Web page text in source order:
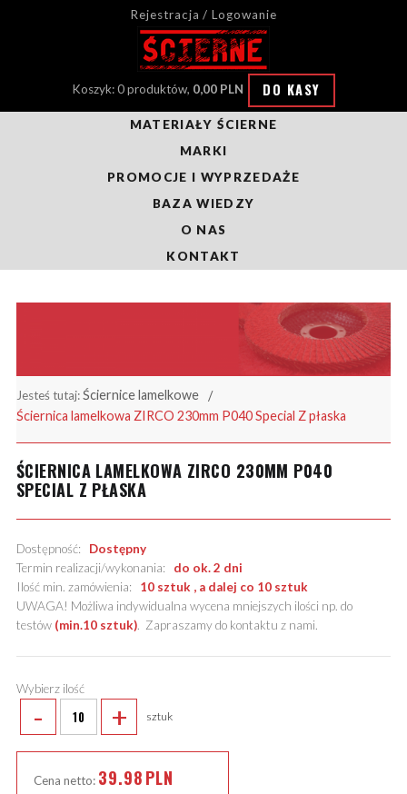
Rejestracja / Logowanie
Koszyk: 0 produktów, 0,00 PLN DO KASY
MATERIAŁY ŚCIERNE
MARKI
PROMOCJE I WYPRZEDAŻE
BAZA WIEDZY
O NAS
KONTAKT
Jesteś tutaj:Ściernice lamelkowe
Ściernica lamelkowa ZIRCO 230mm P040 Special Z płaska
ŚCIERNICA LAMELKOWA ZIRCO 230MM P040
SPECIAL Z PŁASKA
Dostępność: Dostępny
Termin realizacji/wykonania: do ok. 2 dni
Ilość min. zamówienia: 10 sztuk , a dalej co 10 sztuk
UWAGA! Możliwa indywidualna wycena mniejszych ilości np. do
testów (min.10 sztuk). Zapraszamy do kontaktu z nami.
Wybierz ilość
- + sztuk
Cena netto: 39.98PLN